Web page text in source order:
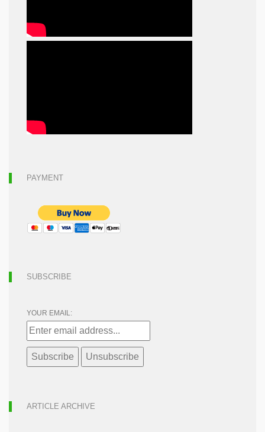
PAYMENT
SUBSCRIBE
YOUR EMAIL:
ARTICLE ARCHIVE